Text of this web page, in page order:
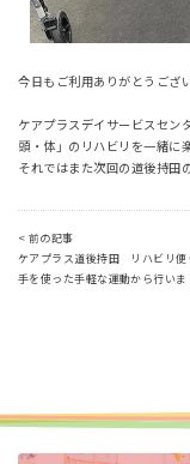
今日もご利用ありがとうござ
ケアプラスデイサービスセン
頭・体」のリハビリを一緒に
それではまた次回の道後持田
< 前の記事
ケアプラス道後持田 リハビリ
手を使った手軽な運動から行いま